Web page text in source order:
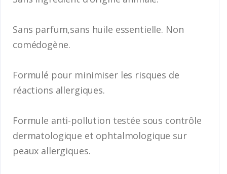
Sans parfum,sans huile essentielle. Non
comédogène.
Formulé pour minimiser les risques de
réactions allergiques.
Formule anti-pollution testée sous contrôle
dermatologique et ophtalmologique sur
peaux allergiques.